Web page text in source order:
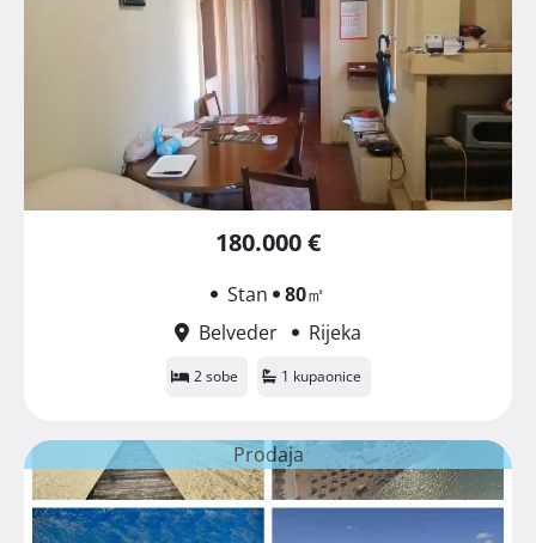
180.000 €
Stan 80㎡
Belveder
Rijeka
2 sobe 1 kupaonice
Prodaja